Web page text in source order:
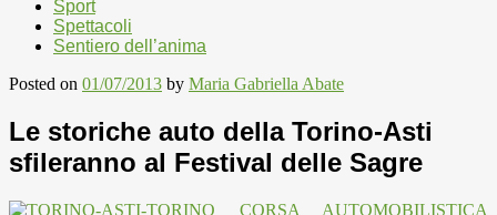
Sport
Spettacoli
Sentiero dell’anima
Posted on 01/07/2013 by Maria Gabriella Abate
Le storiche auto della Torino-Asti
sfileranno al Festival delle Sagre